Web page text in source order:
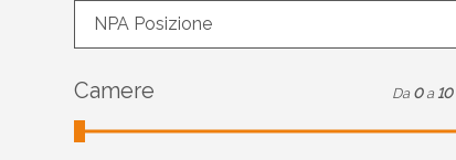
NPA Posizione
Camere Da 0 a 10